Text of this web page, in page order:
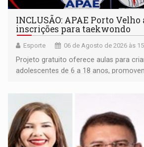
INCLUSÃO: APAE Porto Velho
inscrições para taekwondo
Esporte 06 de Agosto de 2026 às
Projeto gratuito oferece aulas para
adolescentes de 6 a 18 anos,